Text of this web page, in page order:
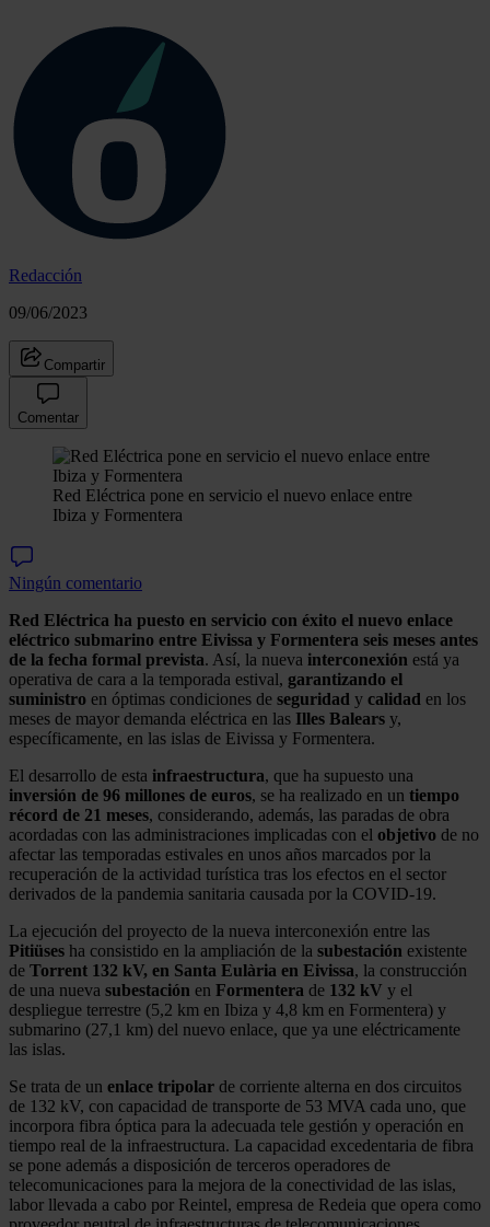
Redacción
09/06/2023
Compartir
Comentar
Red Eléctrica pone en servicio el nuevo enlace entre
Ibiza y Formentera
Ningún comentario
Red Eléctrica ha puesto en servicio con éxito el nuevo enlace
eléctrico submarino entre Eivissa y Formentera seis meses antes
de la fecha formal prevista. Así, la nueva interconexión está ya
operativa de cara a la temporada estival, garantizando el
suministro en óptimas condiciones de seguridad y calidad en los
meses de mayor demanda eléctrica en las Illes Balears y,
específicamente, en las islas de Eivissa y Formentera.
El desarrollo de esta infraestructura, que ha supuesto una
inversión de 96 millones de euros, se ha realizado en un tiempo
récord de 21 meses, considerando, además, las paradas de obra
acordadas con las administraciones implicadas con el objetivo de no
afectar las temporadas estivales en unos años marcados por la
recuperación de la actividad turística tras los efectos en el sector
derivados de la pandemia sanitaria causada por la COVID-19.
La ejecución del proyecto de la nueva interconexión entre las
Pitiüses ha consistido en la ampliación de la subestación existente
de Torrent 132 kV, en Santa Eulària en Eivissa, la construcción
de una nueva subestación en Formentera de 132 kV y el
despliegue terrestre (5,2 km en Ibiza y 4,8 km en Formentera) y
submarino (27,1 km) del nuevo enlace, que ya une eléctricamente
las islas.
Se trata de un enlace tripolar de corriente alterna en dos circuitos
de 132 kV, con capacidad de transporte de 53 MVA cada uno, que
incorpora fibra óptica para la adecuada tele gestión y operación en
tiempo real de la infraestructura. La capacidad excedentaria de fibra
se pone además a disposición de terceros operadores de
telecomunicaciones para la mejora de la conectividad de las islas,
labor llevada a cabo por Reintel, empresa de Redeia que opera como